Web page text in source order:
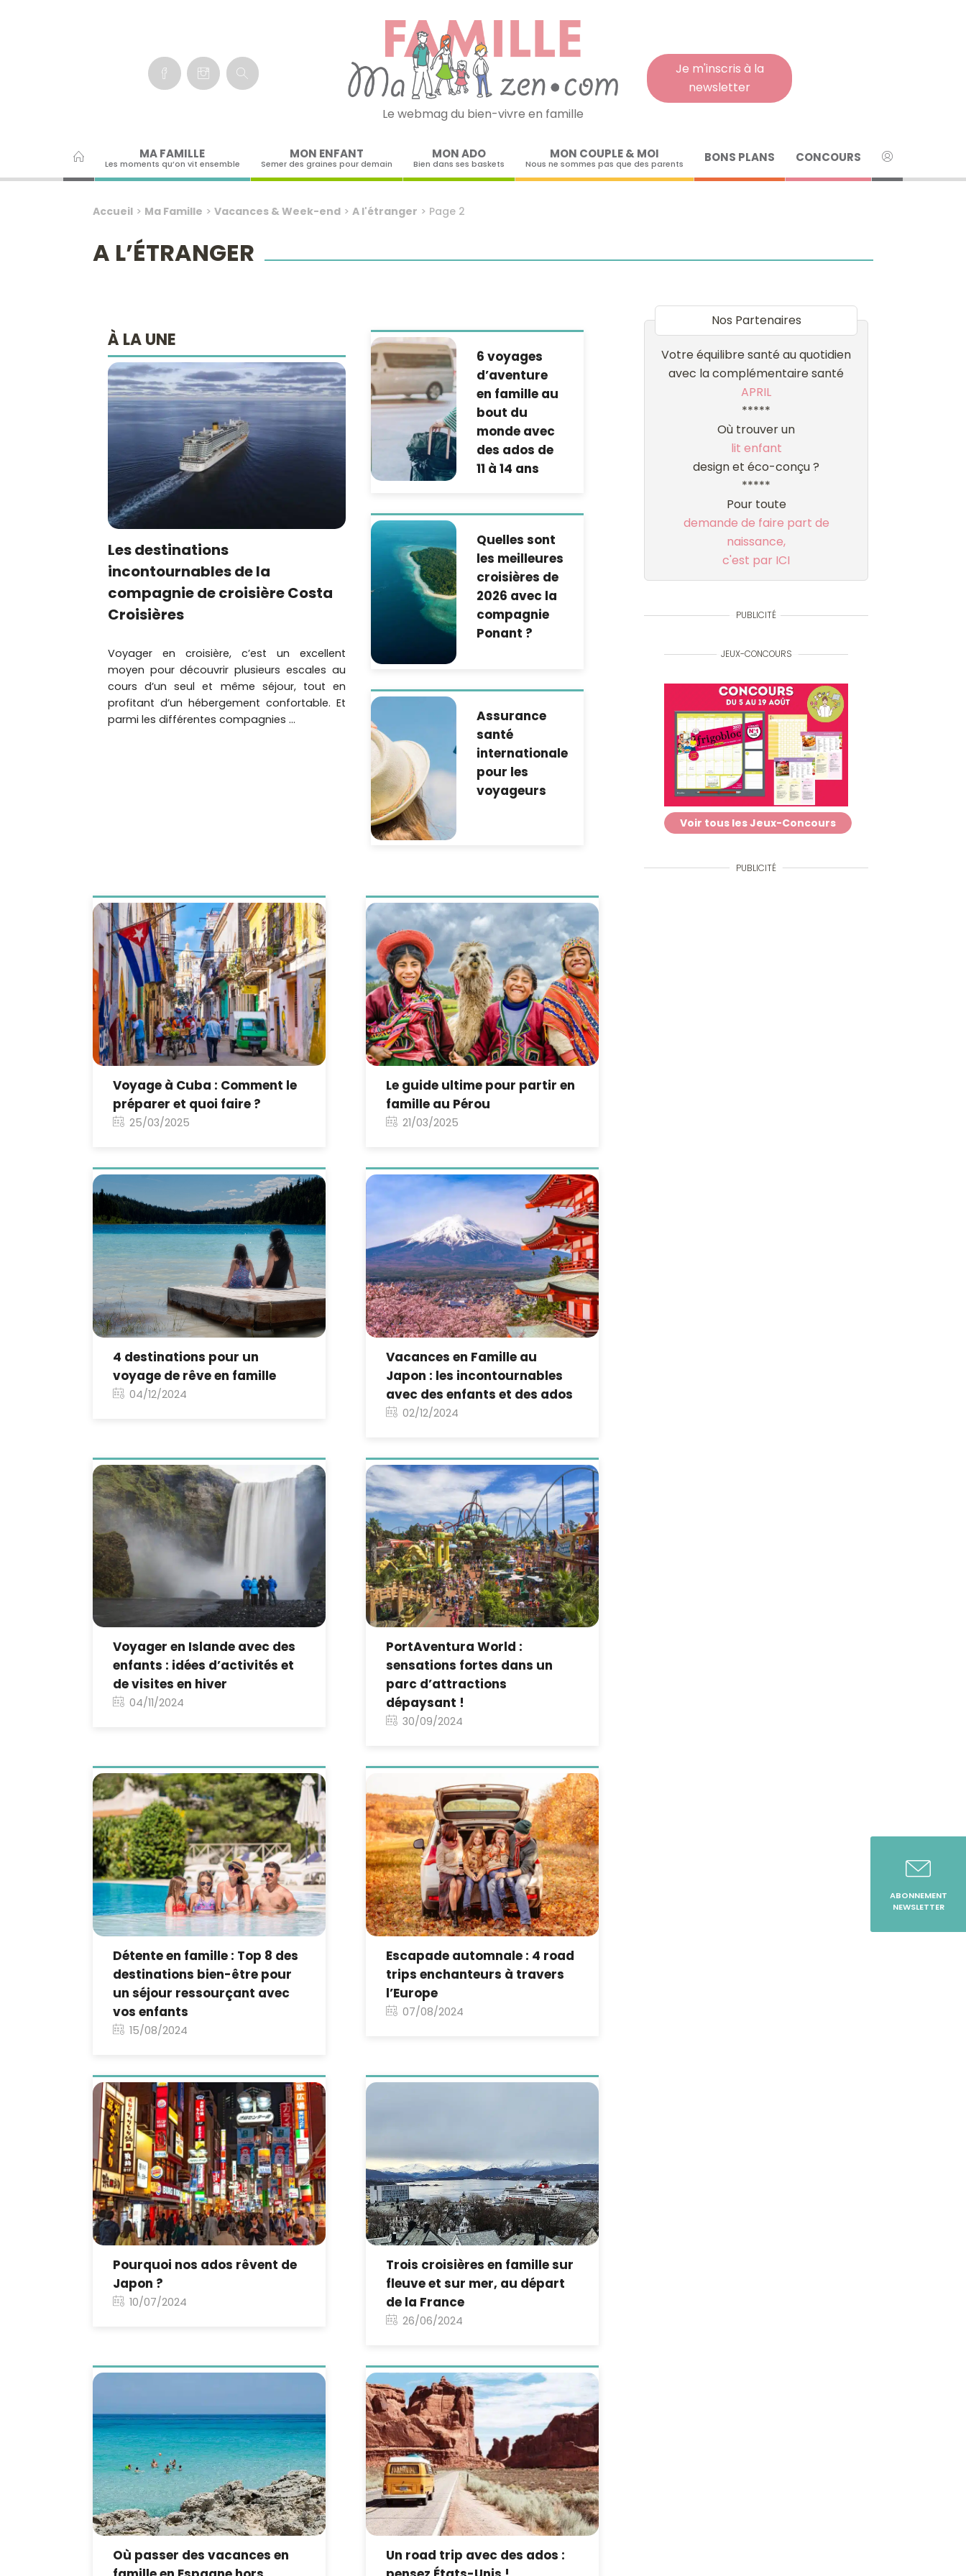
Je m'inscris à la
newsletter
Le webmag du bien-vivre en famille
MA FAMILLE
Les moments qu’on vit ensemble
MON ENFANT
Semer des graines pour demain
MON ADO
Bien dans ses baskets
MON COUPLE & MOI
Nous ne sommes pas que des parents BONS PLANS CONCOURS
Accueil> Ma Famille > Vacances & Week-end> A l'étranger > Page 2
A L’ÉTRANGER
À LA UNE
Les destinations
incontournables de la
compagnie de croisière Costa
Croisières
Voyager en croisière, c’est un excellent
moyen pour découvrir plusieurs escales au
cours d’un seul et même séjour, tout en
profitant d’un hébergement confortable. Et
parmi les différentes compagnies ...
6 voyages
d’aventure
en famille au
bout du
monde avec
des ados de
11 à 14 ans
Quelles sont
les meilleures
croisières de
2026 avec la
compagnie
Ponant ?
Assurance
santé
internationale
pour les
voyageurs
Voyage à Cuba : Comment le
préparer et quoi faire ?
25/03/2025
Le guide ultime pour partir en
famille au Pérou
21/03/2025
4 destinations pour un
voyage de rêve en famille
04/12/2024
Vacances en Famille au
Japon : les incontournables
avec des enfants et des ados
02/12/2024
Voyager en Islande avec des
enfants : idées d’activités et
de visites en hiver
04/11/2024
PortAventura World :
sensations fortes dans un
parc d’attractions
dépaysant !
30/09/2024
Détente en famille : Top 8 des
destinations bien-être pour
un séjour ressourçant avec
vos enfants
15/08/2024
Escapade automnale : 4 road
trips enchanteurs à travers
l’Europe
07/08/2024
Pourquoi nos ados rêvent de
Japon ?
10/07/2024
Trois croisières en famille sur
fleuve et sur mer, au départ
de la France
26/06/2024
Où passer des vacances en
Un road trip avec des ados :
Nos Partenaires
Votre équilibre santé au quotidien
avec la complémentaire santé
APRIL
*****
Où trouver un
lit enfant
design et éco-conçu ?
*****
Pour toute
demande de faire part de
naissance,
c'est par ICI
PUBLICITÉ
JEUX-CONCOURS
Voir tous les Jeux-Concours
PUBLICITÉ
ABONNEMENT
NEWSLETTER